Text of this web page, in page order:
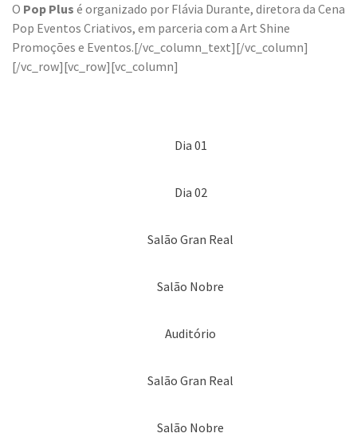
O Pop Plus é organizado por Flávia Durante, diretora da Cena
Pop Eventos Criativos, em parceria com a Art Shine
Promoções e Eventos.[/vc_column_text][/vc_column]
[/vc_row][vc_row][vc_column]
Dia 01
Dia 02
Salão Gran Real
Salão Nobre
Auditório
Salão Gran Real
Salão Nobre